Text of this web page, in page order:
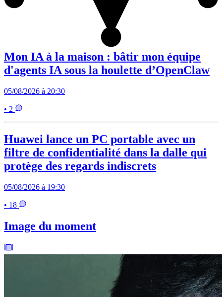
Mon IA à la maison : bâtir mon équipe
d'agents IA sous la houlette d’OpenClaw
05/08/2026 à 20:30
• 2
Huawei lance un PC portable avec un
filtre de confidentialité dans la dalle qui
protège des regards indiscrets
05/08/2026 à 19:30
• 18
Image du moment